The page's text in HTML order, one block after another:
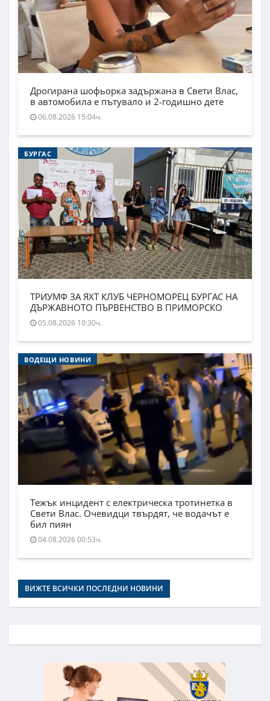
Дрогирана шофьорка задържана в Свети Влас,
в автомобила е пътувало и 2-годишно дете
06.08.2026 15:04ч.
БУРГАС
ТРИУМФ ЗА ЯХТ КЛУБ ЧЕРНОМОРЕЦ БУРГАС НА
ДЪРЖАВНОТО ПЪРВЕНСТВО В ПРИМОРСКО
05.08.2026 10:30ч.
ВОДЕЩИ НОВИНИ
Тежък инцидент с електрическа тротинетка в
Свети Влас. Очевидци твърдят, че водачът е
бил пиян
04.08.2026 00:53ч.
ВИЖТЕ ВСИЧКИ ПОСЛЕДНИ НОВИНИ